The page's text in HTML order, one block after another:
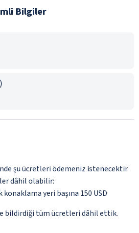
Bilgiler
şu ücretleri ödemeniz istenecektir.
dâhil olabilir:
yeri başına 150 USD
bildirdiği tüm ücretleri dâhil ettik.